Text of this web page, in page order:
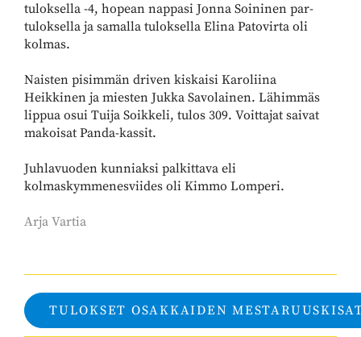
tuloksella -4, hopean nappasi Jonna Soininen par-
tuloksella ja samalla tuloksella Elina Patovirta oli
kolmas.
Naisten pisimmän driven kiskaisi Karoliina
Heikkinen ja miesten Jukka Savolainen. Lähimmäs
lippua osui Tuija Soikkeli, tulos 309. Voittajat saivat
makoisat Panda-kassit.
Juhlavuoden kunniaksi palkittava eli
kolmaskymmenesviides oli Kimmo Lomperi.
Arja Vartia
TULOKSET OSAKKAIDEN